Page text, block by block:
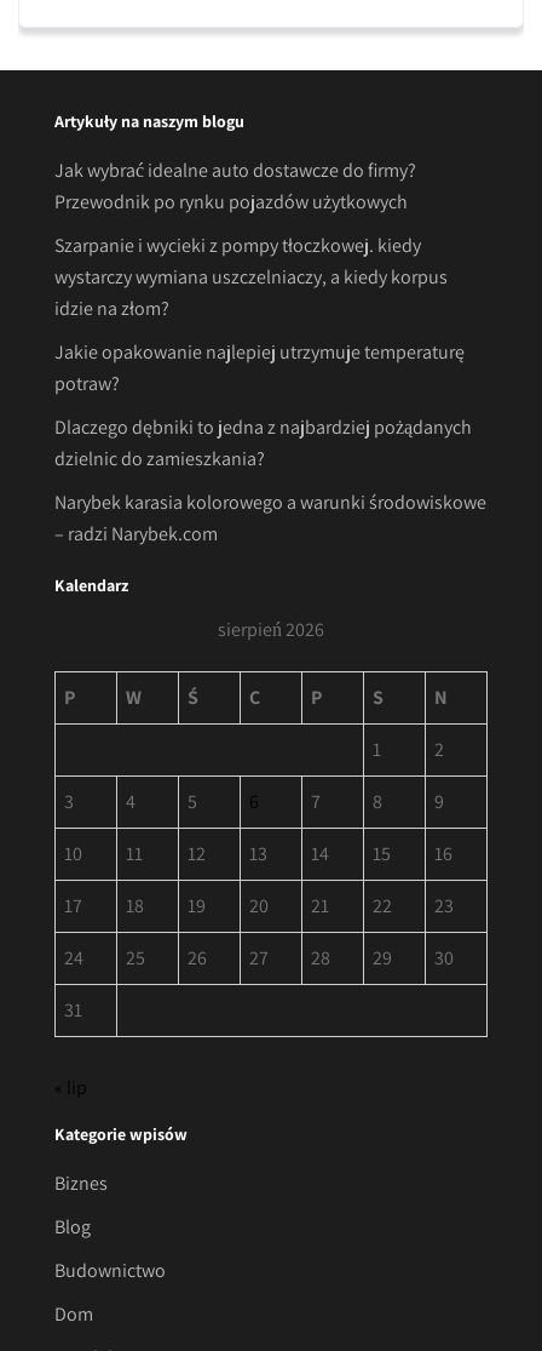
Artykuły na naszym blogu
Jak wybrać idealne auto dostawcze do firmy?
Przewodnik po rynku pojazdów użytkowych
Szarpanie i wycieki z pompy tłoczkowej. kiedy
wystarczy wymiana uszczelniaczy, a kiedy korpus
idzie na złom?
Jakie opakowanie najlepiej utrzymuje temperaturę
potraw?
Dlaczego dębniki to jedna z najbardziej pożądanych
dzielnic do zamieszkania?
Narybek karasia kolorowego a warunki środowiskowe
– radzi Narybek.com
Kalendarz
sierpień 2026
P W Ś C P S N
1 2
3 4 5 6 7 8 9
10 11 12 13 14 15 16
17 18 19 20 21 22 23
24 25 26 27 28 29 30
31
« lip
Kategorie wpisów
Biznes
Blog
Budownictwo
Dom